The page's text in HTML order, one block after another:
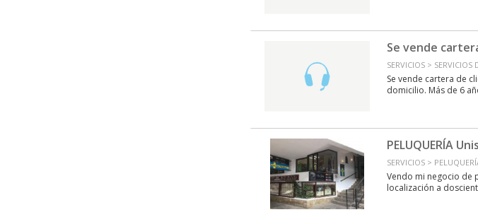
Se vende
SERVICIOS > SERVICIOS
Se vende cartera de
domicilio. Más de 6
PELUQUERÍA
SERVICIOS >
Vendo mi negocio de
localización a